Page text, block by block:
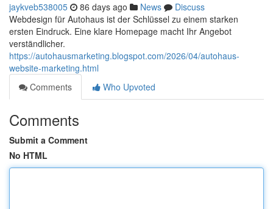
jaykveb538005 86 days ago News
Discuss
Webdesign für Autohaus ist der Schlüssel zu einem starken
ersten Eindruck. Eine klare Homepage macht Ihr Angebot
verständlicher.
https://autohausmarketing.blogspot.com/2026/04/autohaus-
website-marketing.html
Comments
Who Upvoted
Comments
Submit a Comment
No HTML